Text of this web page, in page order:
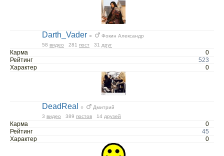
Darth_Vader ○
Фокин Александр
58 видео 281 пост 31 друг
Карма
0
Рейтинг
523
Характер
0
DeadReal ○
Дмитрий
3 видео 389 постов 14 друзей
Карма
0
Рейтинг
45
Характер
0